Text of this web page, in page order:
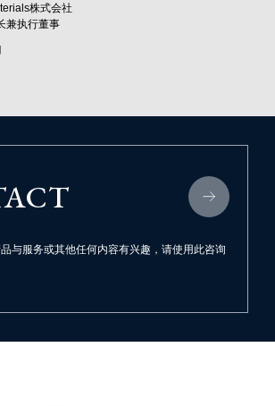
株式会社
兼执行董事
与服务或其他任何内容有兴趣， 请使用此咨询